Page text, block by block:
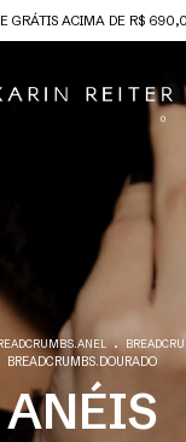
GRÁTIS ACIMA DE R$
0
.
BREADCRUMBS.DOURADO
ANÉIS